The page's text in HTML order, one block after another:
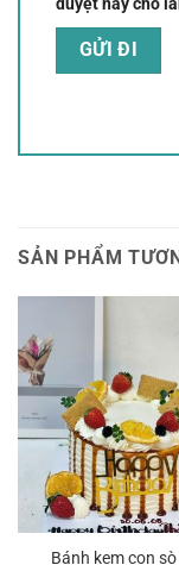
duyệt này cho
SẢN PHẨM
Bánh kem con